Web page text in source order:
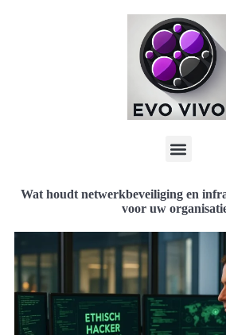
Wat houdt netwerkbeveiliging en
voor uw